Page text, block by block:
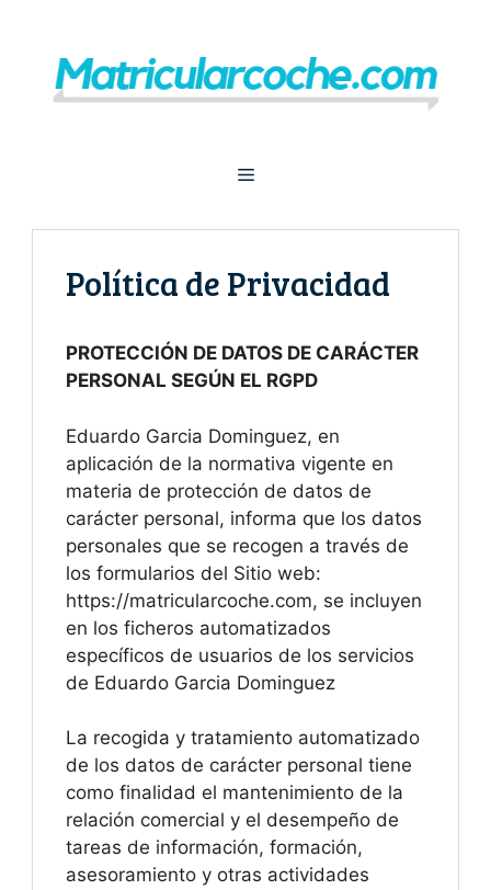
contenido
Menú
Política de Privacidad
PROTECCIÓN DE DATOS DE CARÁCTER
PERSONAL SEGÚN EL RGPD
Eduardo Garcia Dominguez, en
aplicación de la normativa vigente en
materia de protección de datos de
carácter personal, informa que los datos
personales que se recogen a través de
los formularios del Sitio web:
https://matricularcoche.com, se incluyen
en los ficheros automatizados
específicos de usuarios de los servicios
de Eduardo Garcia Dominguez
La recogida y tratamiento automatizado
de los datos de carácter personal tiene
como finalidad el mantenimiento de la
relación comercial y el desempeño de
tareas de información, formación,
asesoramiento y otras actividades